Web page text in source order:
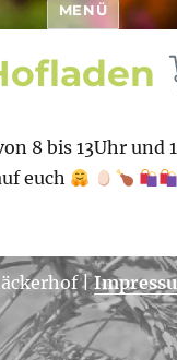
MENÜ
8 bis 13Uhr und
euch
|